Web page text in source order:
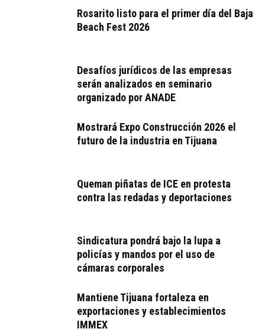
Rosarito listo para el primer día del Baja
Beach Fest 2026
Desafíos jurídicos de las empresas
serán analizados en seminario
organizado por ANADE
Mostrará Expo Construcción 2026 el
futuro de la industria en Tijuana
Queman piñatas de ICE en protesta
contra las redadas y deportaciones
Sindicatura pondrá bajo la lupa a
policías y mandos por el uso de
cámaras corporales
Mantiene Tijuana fortaleza en
exportaciones y establecimientos
IMMEX